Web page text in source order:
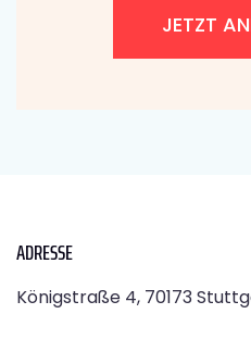
JETZT
ADRESSE
Königstraße 4, 70173